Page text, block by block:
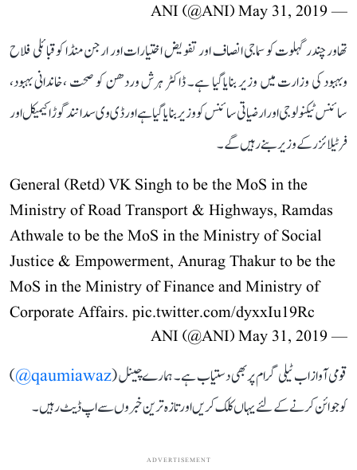
— ANI (@ANI)
May 31, 2019
تھاور چندر گہلوت کو سماجی انصاف اور تفویض اختیارات اور ارجن منڈا کو قبائلی فلاح
وبہبود کی وزارت میں وزیر بنایاگیا ہے۔ ڈاکٹر ہرش وردھن کو صحت ،خاندانی بہبود،
سائنس ٹیکنولوجی اور ارضیاتی سائنس کو وزیر بنایاگیا ہے اور ڈی وی سدانند گوڑا کیمیکل اور
فرٹیلائزر کے وزیر بنے رہیں گے۔
General (Retd) VK Singh to be the MoS in the
Ministry of Road Transport & Highways, Ramdas
Athwale to be the MoS in the Ministry of Social
Justice & Empowerment, Anurag Thakur to be the
MoS in the Ministry of Finance and Ministry of
Corporate Affairs. pic.twitter.com/dyxxIu19Rc
— ANI (@ANI)
May 31, 2019
قومی آواز اب ٹیلی گرام پر بھی دستیاب ہے۔ ہمارے چینل (qaumiawaz@
)
کو جوائن کرنے کے لئے یہاں کلک کریں اور تازہ ترین خبروں سے اپ ڈیٹ رہیں۔
ADVERTISEMENT